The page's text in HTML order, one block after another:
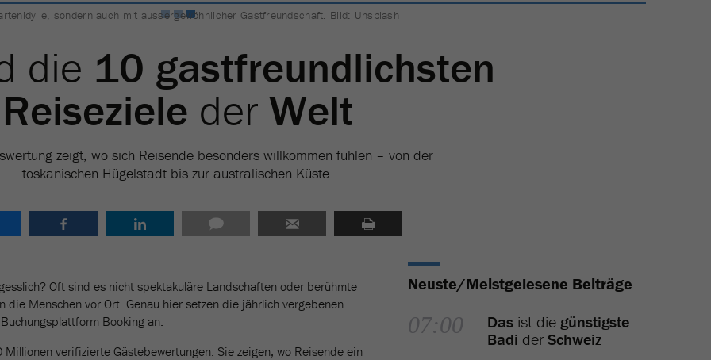
sondern auch mit aussergewöhnlicher Gastfreundschaft. Bild: Unsplash
die 10 gastfreundlichsten
Reiseziele der Welt
zeigt, wo sich Reisende besonders willkommen fühlen – von der
toskanischen Hügelstadt bis zur australischen Küste.
Oft sind es nicht spektakuläre Landschaften oder berühmte
die Menschen vor Ort. Genau hier setzen die jährlich vergebenen
Booking an.
verifizierte Gästebewertungen. Sie zeigen, wo Reisende ein
Neuste/Meistgelesene Beiträge
07:00 Das ist die günstigste
Badi derSchweiz